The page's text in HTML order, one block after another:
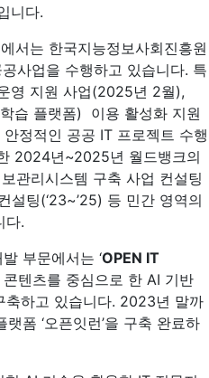
니다.
서는 한국지능정보사회진흥원
사업을 수행하고 있습니다. 특
영 지원 사업(2025년 2월),
습 플랫폼) 이용 활성화 지원
정적인 공공 IT 프로젝트 수행
2024년~2025년 월드뱅크의
관리시스템 구축 사업 컨설팅
설팅(‘23~’25) 등 민간 영역의
다.
부문에서는 ‘OPEN IT
텐츠를 중심으로 한 AI 기반
축하고 있습니다. 2023년 말까
폼 ‘오픈잇런’을 구축 완료하